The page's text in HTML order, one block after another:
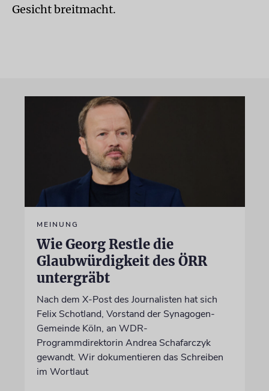
Gesicht breitmacht.
MEINUNG
Wie Georg Restle die
Glaubwürdigkeit des ÖRR
untergräbt
Nach dem X-Post des Journalisten hat sich
Felix Schotland, Vorstand der Synagogen-
Gemeinde Köln, an WDR-
Programmdirektorin Andrea Schafarczyk
gewandt. Wir dokumentieren das Schreiben
im Wortlaut